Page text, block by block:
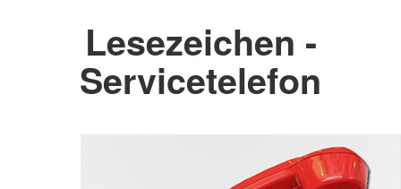
Lesezeichen -
Servicetelefon